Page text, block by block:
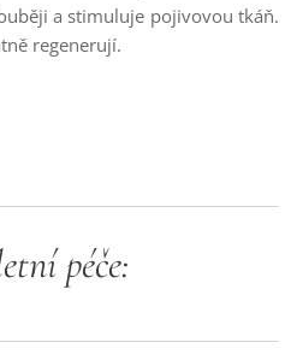
a stimuluje pojivovou tkáň.
regenerují.
péče: